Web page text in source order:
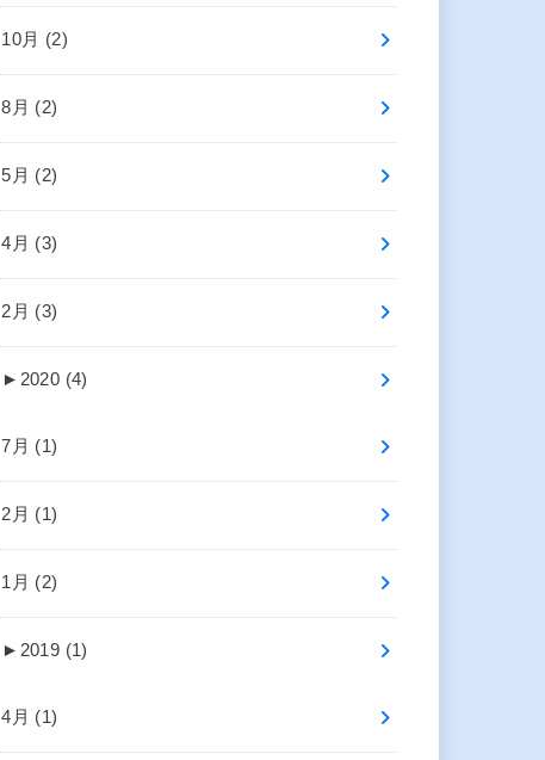
10月 (2)
8月 (2)
5月 (2)
4月 (3)
2月 (3)
► 2020 (4)
7月 (1)
2月 (1)
1月 (2)
► 2019 (1)
4月 (1)